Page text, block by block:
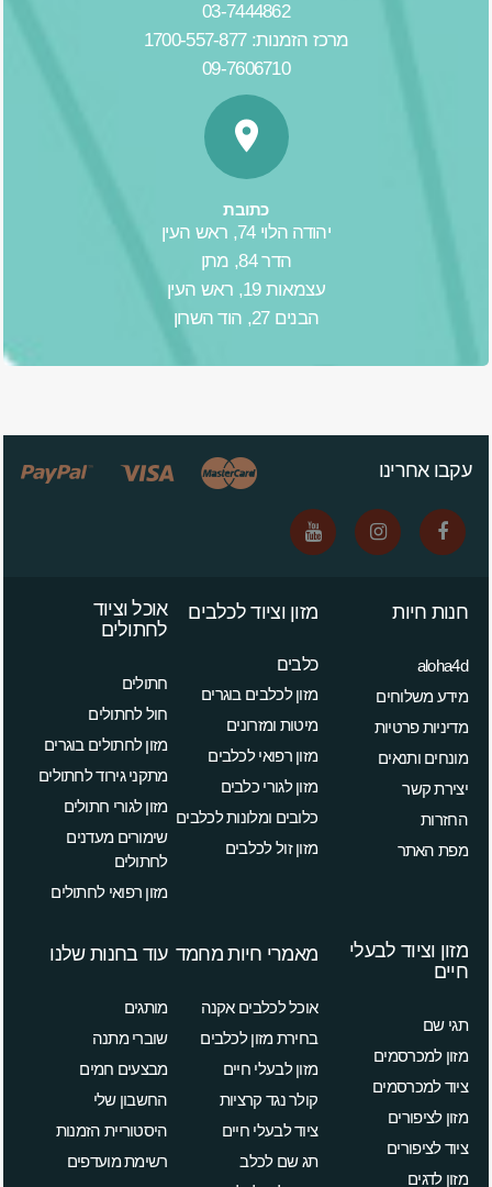
03-7444862
מרכז הזמנות: 1700-557-877
09-7606710
כתובת
יהודה הלוי 74, ראש העין
הדר 84, מתן
עצמאות 19, ראש העין
הבנים 27, הוד השרון
עקבו אחרינו
חנות חיות
aloha4d
מידע משלוחים
מדיניות פרטיות
מונחים ותנאים
יצירת קשר
החזרות
מפת האתר
מזון וציוד לכלבים
כלבים
מזון לכלבים בוגרים
מיטות ומזרונים
מזון רפואי לכלבים
מזון לגורי כלבים
כלובים ומלונות לכלבים
מזון זול לכלבים
אוכל וציוד
לחתולים
חתולים
חול לחתולים
מזון לחתולים בוגרים
מתקני גירוד לחתולים
מזון לגורי חתולים
שימורים מעדנים
לחתולים
מזון רפואי לחתולים
מזון וציוד לבעלי
חיים
תגי שם
מזון למכרסמים
ציוד למכרסמים
מזון לציפורים
ציוד לציפורים
מזון לדגים
מאמרי חיות מחמד
אוכל לכלבים אקנה
בחירת מזון לכלבים
מזון לבעלי חיים
קולר נגד קרציות
ציוד לבעלי חיים
תג שם לכלב
עוד בחנות שלנו
מותגים
שוברי מתנה
מבצעים חמים
החשבון שלי
היסטוריית הזמנות
רשימת מועדפים